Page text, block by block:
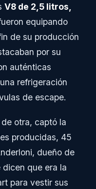
V8 de 2,5 litros,
equipando
de su producción
por su
auténticas
refrigeración
de escape.
otra, captó la
producidas, 45
dueño de
dicen que era la
para vestir sus